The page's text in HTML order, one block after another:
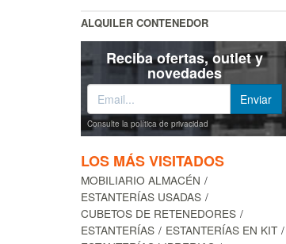
ALQUILER CONTENEDOR
Reciba ofertas, outlet y
novedades
Consulte la política de privacidad
LOS MÁS VISITADOS
MOBILIARIO ALMACÉN
ESTANTERÍAS USADAS
CUBETOS DE RETENEDORES
ESTANTERÍAS
ESTANTERÍAS EN KIT